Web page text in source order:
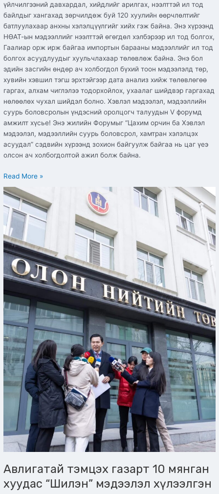
үйлчилгээний давхардал, хийдлийг арилгах, нээлттэй ил тод
байлдыг хангахад зөрчилдөж буй 120 хуулийн өөрчлөлтийг
батлуулахаар анхны хэлэлцүүлгийг хийх гэж байна. Энэ хүрээнд
НӨАТ-ын мэдээллийг нээлттэй өгөгдөл хэлбэрээр ил тод болгох,
Гаалиар орж ирж байгаа импортын барааны мэдээллийг ил тод
болгох асуудлуудыг хуульчлахаар төлөвлөж байна. Энэ бол
эдийн засгийн өндөр ач холбогдол бүхий тоон мэдээлэлд төр,
хувийн хэвшил тэгш эрхтэйгээр дата анализ хийж төлөвлөгөө
гаргах, алхам чиглэлээ тодорхойлох, ухаалаг шийдвэр гаргахад
нөлөөлөх чухал шийдэл болно. Хэвлэл мэдээлэл, мэдээллийн
суурь боловсролын үндэсний оролцогч талуудын V форумд
амжилт хүсье! Энэ жилийн Форумыг “Цахим орчин ба Хэвлэл
мэдээлэл, мэдээллийн суурь боловсрол, хамтран хэлэлцэх
асуудал” сэдвийн хүрээнд зохион байгуулж байгаа нь цаг үеэ
олсон ач холбогдолтой ажил болж байна.
Read More »
Авлигатай тэмцэх газарт 10 мянган
хуудас “Шилэн” мэдээлэл хүлээлгэн
Авлигатай
тэмцэх
газарт
10
мянган
хуудас
“Шилэн”
мэдээлэл
хүлээлгэн